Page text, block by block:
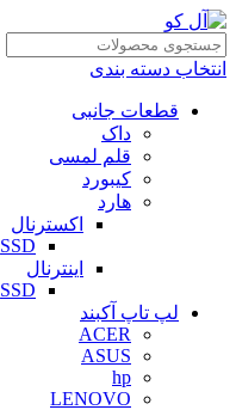
انتخاب دسته بندی
قطعات جانبی
داک
قلم لمسی
کیبورد
هارد
اکسترنال
SSD
اینترنال
SSD
لپ تاپ آکبند
ACER
ASUS
hp
LENOVO